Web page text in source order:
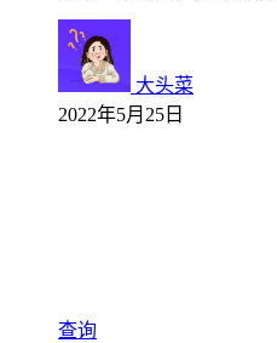
大头菜
2022年5月25日
查询